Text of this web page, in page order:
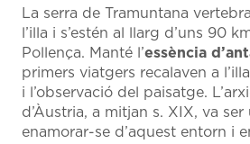
La serra de Tramuntana
l’illa i s’estén al llarg d’uns 90
Pollença. Manté l’essència
primers viatgers recalaven a
i l’observació del paisatge.
d’Àustria, a mitjan s. XIX, va
enamorar-se d’aquest entorn i